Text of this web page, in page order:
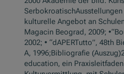
kulturelle Angebot an
Magacin Beograd, 2009;
2002; • “dAPERTutto”, 48th
A, 1996;Bibliografie
education, ein